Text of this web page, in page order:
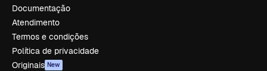
Documentação
Atendimento
Termos e condições
Política de privacidade
Originais New